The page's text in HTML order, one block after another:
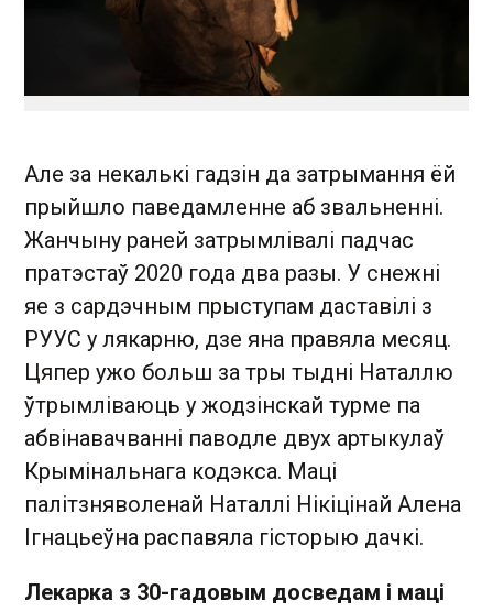
Але за некалькі гадзін да затрымання ёй
прыйшло паведамленне аб звальненні.
Жанчыну раней затрымлівалі падчас
пратэстаў 2020 года два разы. У снежні
яе з сардэчным прыступам даставілі з
РУУС у лякарню, дзе яна правяла месяц.
Цяпер ужо больш за тры тыдні Наталлю
ўтрымліваюць у жодзінскай турме па
абвінавачванні паводле двух артыкулаў
Крымінальнага кодэкса. Маці
палітзняволенай Наталлі Нікіцінай Алена
Ігнацьеўна распавяла гісторыю дачкі.
Лекарка з 30-гадовым досведам і маці